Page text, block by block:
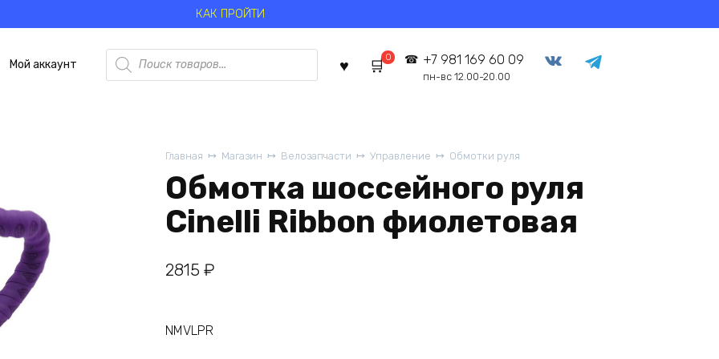
КАК ПРОЙТИ
Мой аккаунт
Поиск
товаров
0 +7 981 169 60 09
пн-вс 12.00-20.00
Главная
Магазин Велозапчасти Управление Обмотки руля
Обмотка шоссейного руля
Cinelli Ribbon фиолетовая
2815 ₽
NMVLPR